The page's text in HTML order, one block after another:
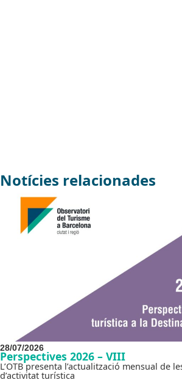
Notícies relacionades
28/07/2026
Perspectives 2026 – VIII
L’OTB presenta l’actualització mensual de
d’activitat turística